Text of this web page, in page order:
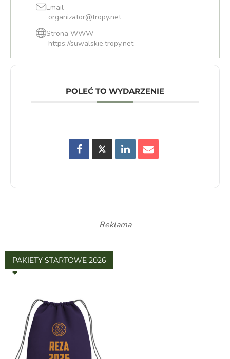
Email
organizator@tropy.net
Strona WWW
https://suwalskie.tropy.net
POLEĆ TO WYDARZENIE
Reklama
PAKIETY STARTOWE 2026